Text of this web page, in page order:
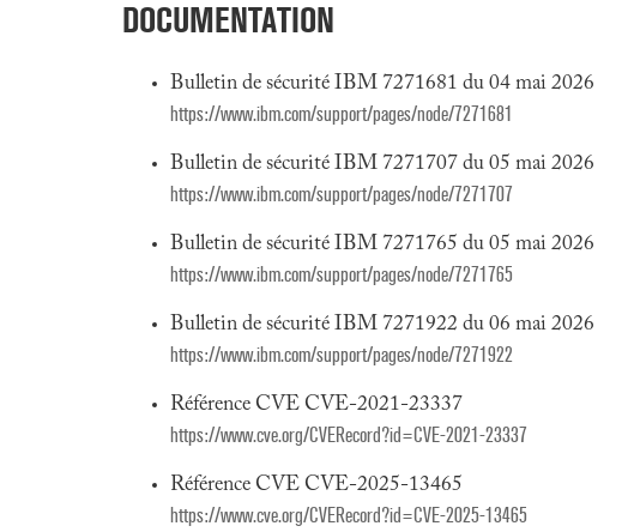
DOCUMENTATION
Bulletin de sécurité IBM 7271681 du 04 mai 2026
https://www.ibm.com/support/pages/node/7271681
Bulletin de sécurité IBM 7271707 du 05 mai 2026
https://www.ibm.com/support/pages/node/7271707
Bulletin de sécurité IBM 7271765 du 05 mai 2026
https://www.ibm.com/support/pages/node/7271765
Bulletin de sécurité IBM 7271922 du 06 mai 2026
https://www.ibm.com/support/pages/node/7271922
Référence CVE CVE-2021-23337
https://www.cve.org/CVERecord?id=CVE-2021-23337
Référence CVE CVE-2025-13465
https://www.cve.org/CVERecord?id=CVE-2025-13465